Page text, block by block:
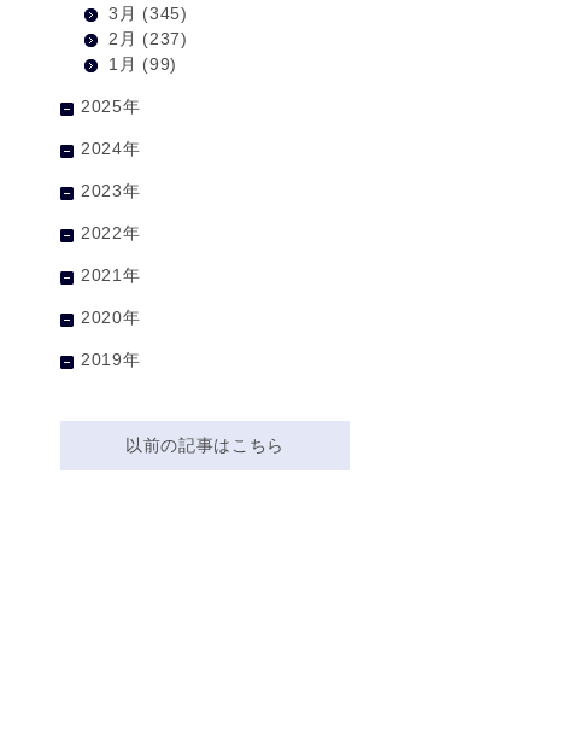
3月 (345)
2月 (237)
1月 (99)
2025年
2024年
2023年
2022年
2021年
2020年
2019年
以前の記事はこちら